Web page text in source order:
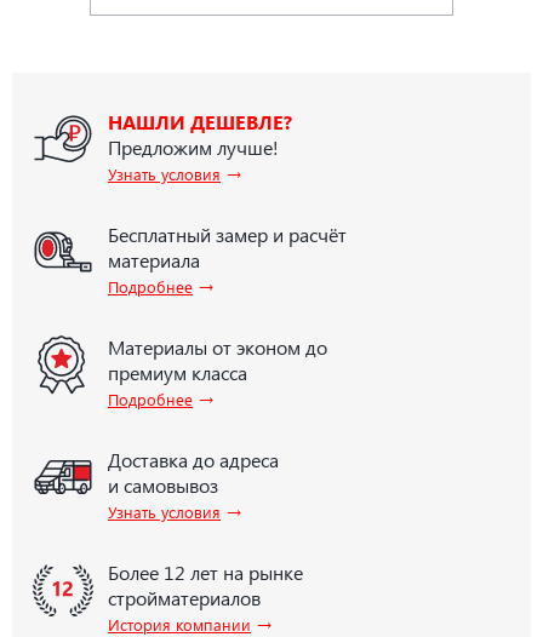
НАШЛИ ДЕШЕВЛЕ?
Предложим лучше!
Узнать условия →
Бесплатный замер и расчёт
материала
Подробнее →
Материалы от эконом до
премиум класса
Подробнее →
Доставка до адреса
и самовывоз
Узнать условия →
Более 12 лет на рынке
стройматериалов
История компании →